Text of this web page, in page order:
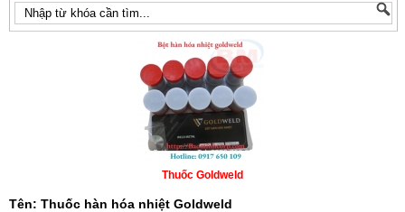
Thuốc Goldweld
Tên: Thuốc hàn hóa nhiệt Goldweld